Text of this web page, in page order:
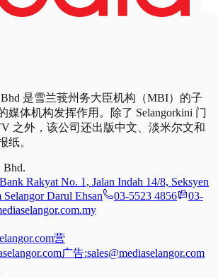
Bhd 是雪兰莪州务大臣机构（MBI）的子
媒体机构发挥作用。除了 Selangorkini 门
之外，该公司还出版中文、淡米尔文和
纸。
Bhd.
Rakyat No. 1, Jalan Indah 14/8, Seksyen
Darul Ehsan
03-5523 4856
03-
营
广告:sales@mediaselangor.com